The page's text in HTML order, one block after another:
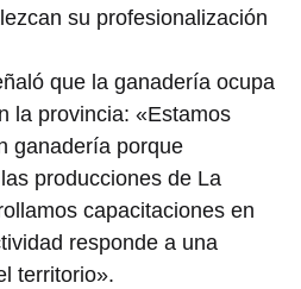
su profesionalización
que la ganadería ocupa
la provincia: «Estamos
ganadería porque
producciones de La
capacitaciones en
responde a una
territorio».